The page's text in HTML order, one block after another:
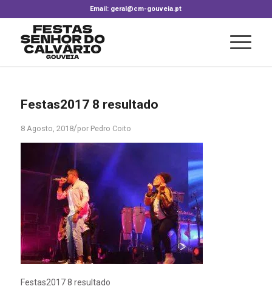
Email: geral@cm-gouveia.pt
Festas2017 8 resultado
8 Agosto, 2018/por Pedro Coito
Festas2017 8 resultado